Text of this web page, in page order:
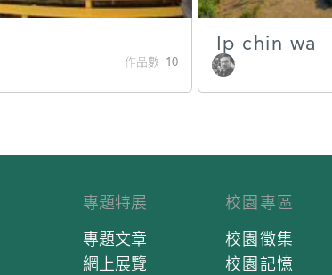
作品數 10
Ip chin wa
專題特展
專題文章
網上展覽
校園專區
校園徵集
校園記憶